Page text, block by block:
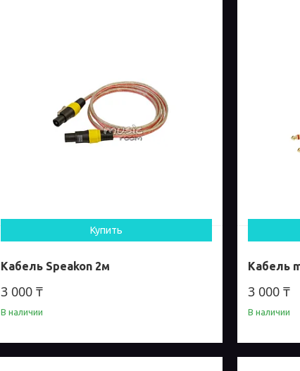
Купить
Кабель Speakon 2м
3 000 ₸
В наличии
Кабель
3 000 ₸
В наличии